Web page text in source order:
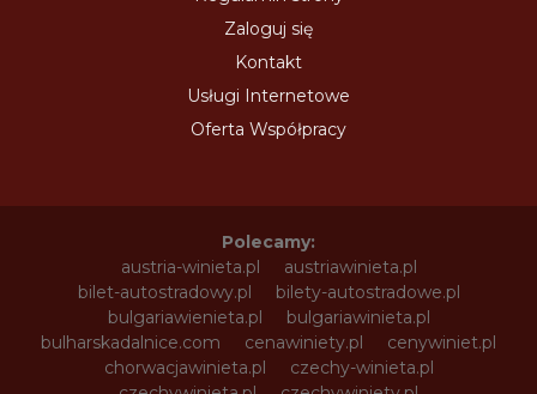
Zaloguj się
Kontakt
Usługi Internetowe
Oferta Współpracy
Polecamy:
austria-winieta.pl
austriawinieta.pl
bilet-autostradowy.pl
bilety-autostradowe.pl
bulgariawienieta.pl
bulgariawinieta.pl
bulharskadalnice.com
cenawiniety.pl
cenywiniet.pl
chorwacjawinieta.pl
czechy-winieta.pl